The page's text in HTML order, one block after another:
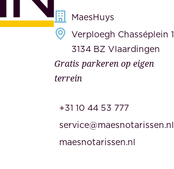
h
e
n
MaesHuys
Verploegh Chasséplein 1
3134 BZ Vlaardingen
Gratis parkeren op eigen
terrein
+31 10 44 53 777
service@maesnotarissen.nl
maesnotarissen.nl